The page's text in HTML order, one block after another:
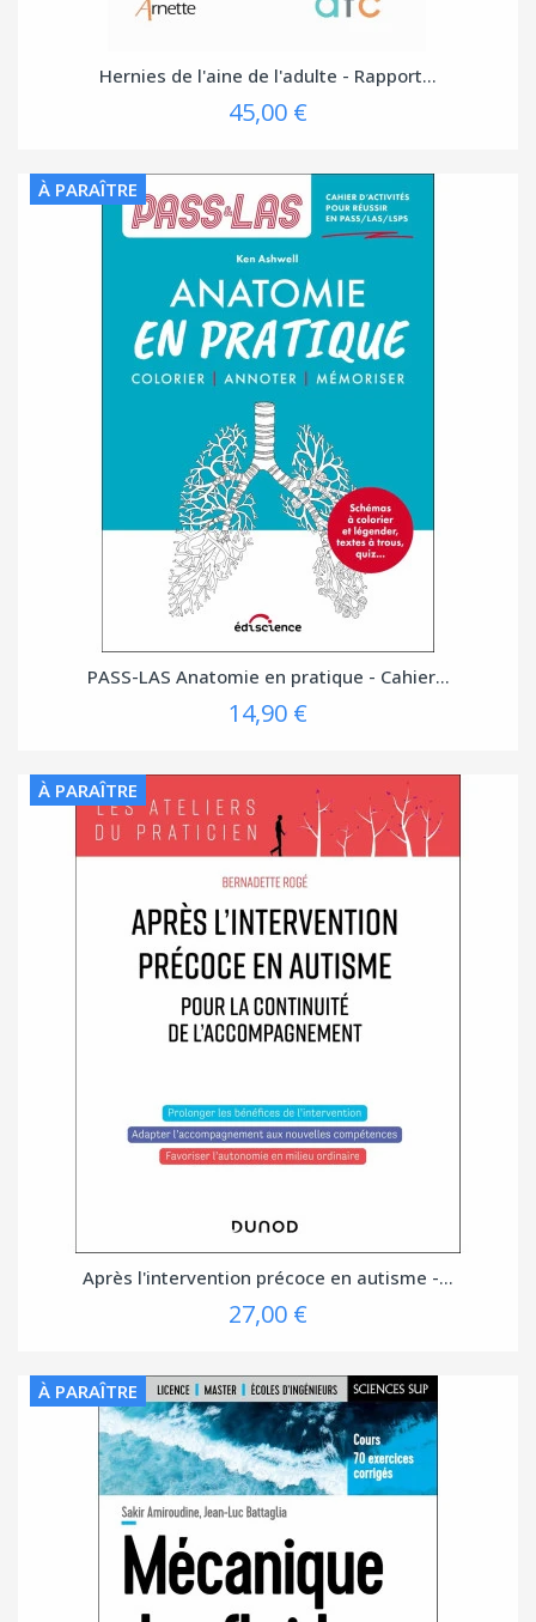
Hernies de l'aine de l'adulte - Rapport...
45,00 €
À PARAÎTRE
PASS-LAS Anatomie en pratique - Cahier...
14,90 €
À PARAÎTRE
Après l'intervention précoce en autisme -...
27,00 €
À PARAÎTRE